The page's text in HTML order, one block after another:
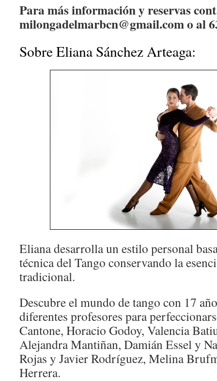
Para más información y reservas
milongadelmarbcn@gmail.como al
Sobre Eliana Sánchez Arteaga:
Eliana desarrolla un estilo personal
técnica del Tango conservando la
tradicional.
Descubre el mundo de tango con 17
diferentes profesores para
Cantone, Horacio Godoy, Valencia
Alejandra Mantiñan, Damián Essel y
Rojas y Javier Rodríguez, Melina
Herrera.